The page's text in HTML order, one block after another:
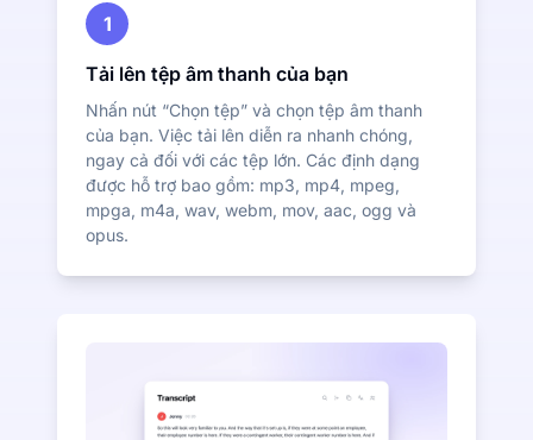
1
Tải lên tệp âm thanh của bạn
Nhấn nút “Chọn tệp” và chọn tệp âm thanh
của bạn. Việc tải lên diễn ra nhanh chóng,
ngay cả đối với các tệp lớn. Các định dạng
được hỗ trợ bao gồm: mp3, mp4, mpeg,
mpga, m4a, wav, webm, mov, aac, ogg và
opus.